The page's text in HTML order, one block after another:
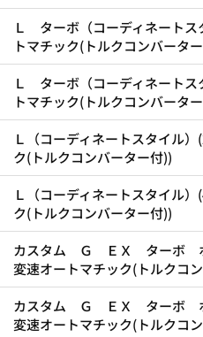
Ｌ ターボ（コーディネートス
トマチック(トルクコンバータ
Ｌ ターボ（コーディネートス
トマチック(トルクコンバータ
Ｌ（コーディネートスタイル
ク(トルクコンバーター付))
Ｌ（コーディネートスタイル
ク(トルクコンバーター付))
カスタム Ｇ ＥＸ ターボ ホ
変速オートマチック(トルクコ
カスタム Ｇ ＥＸ ターボ ホ
変速オートマチック(トルクコ